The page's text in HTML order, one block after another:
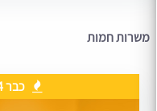
משרות חמות
כבר 4